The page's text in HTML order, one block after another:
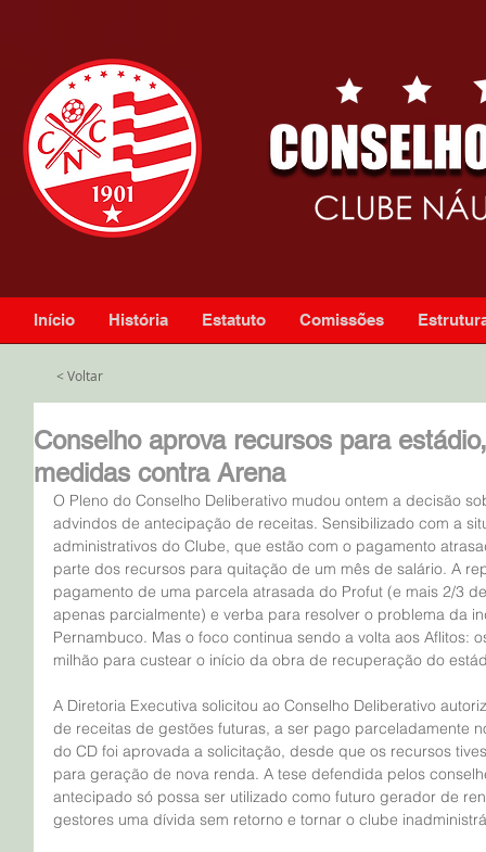
Início História Estatuto Comissões
< Voltar
Conselho aprova recursos para
medidas contra Arena
O Pleno do Conselho Deliberativo mudou ontem a decisão
advindos de antecipação de receitas. Sensibilizado com a
administrativos do Clube, que estão com o pagamento
parte dos recursos para quitação de um mês de salário. A
pagamento de uma parcela atrasada do Profut (e mais 2/3
apenas parcialmente) e verba para resolver o problema da
Pernambuco. Mas o foco continua sendo a volta aos Aflitos:
milhão para custear o início da obra de recuperação do
A Diretoria Executiva solicitou ao Conselho Deliberativo
de receitas de gestões futuras, a ser pago parceladamente
do CD foi aprovada a solicitação, desde que os recursos
para geração de nova renda. A tese defendida pelos
antecipado só possa ser utilizado como futuro gerador de
gestores uma dívida sem retorno e tornar o clube